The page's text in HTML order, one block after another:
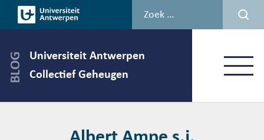
Spring
Universiteit Antwerpen
Collectief Geheugen
Menu